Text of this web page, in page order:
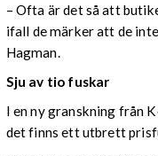
– Ofta är det så att
ifall de märker att de
Hagman.
Sju av tio fuskar
I en ny granskning från
det finns ett utbrett